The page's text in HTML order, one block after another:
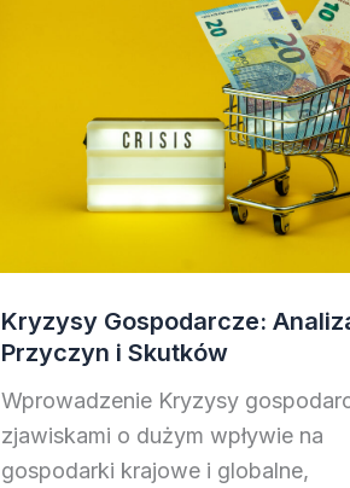
Kryzysy Gospodarcze:
Przyczyn i Skutków
Wprowadzenie Kryzysy
zjawiskami o dużym wpływie na
gospodarki krajowe i globalne,